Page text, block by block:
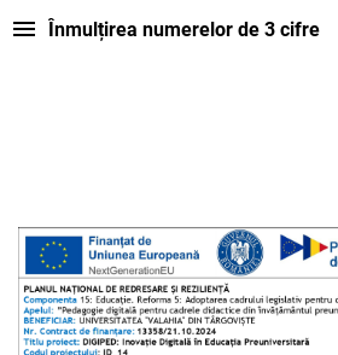
Înmulțirea numerelor de 3 cifre